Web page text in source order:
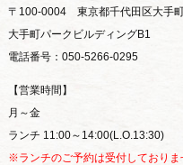
〒100-0004 東京都千代田区大手
大手町パークビルディングB1
電話番号：050-5266-0295
【営業時間】
月～金
ランチ 11:00～14:00(L.O.13:30)
※ランチのご予約は受付しておりま